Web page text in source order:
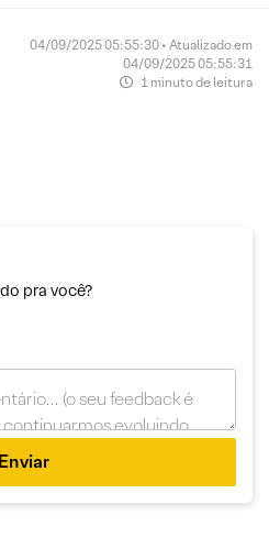
04/09/2025 05:55:30 • Atualizado em
04/09/2025 05:55:31
1 minuto de leitura
pra você?
Enviar